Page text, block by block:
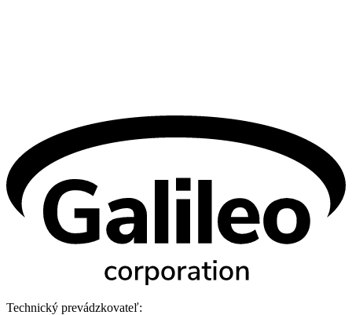
Technický prevádzkovateľ: